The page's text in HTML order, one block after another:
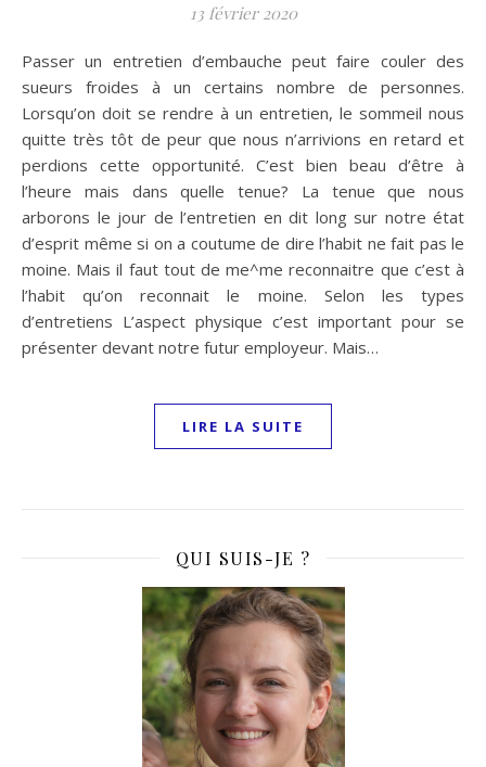
13 février 2020
Passer un entretien d’embauche peut faire couler des
sueurs froides à un certains nombre de personnes.
Lorsqu’on doit se rendre à un entretien, le sommeil nous
quitte très tôt de peur que nous n’arrivions en retard et
perdions cette opportunité. C’est bien beau d’être à
l’heure mais dans quelle tenue? La tenue que nous
arborons le jour de l’entretien en dit long sur notre état
d’esprit même si on a coutume de dire l’habit ne fait pas le
moine. Mais il faut tout de me^me reconnaitre que c’est à
l’habit qu’on reconnait le moine. Selon les types
d’entretiens L’aspect physique c’est important pour se
présenter devant notre futur employeur. Mais…
LIRE LA SUITE
QUI SUIS-JE ?